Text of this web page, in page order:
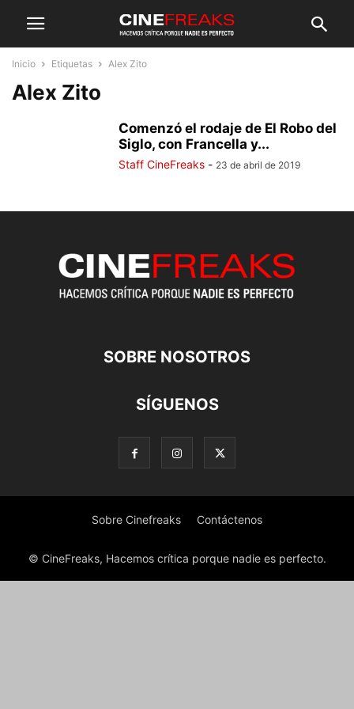
Inicio Etiquetas Alex Zito
Alex Zito
Comenzó el rodaje de El Robo del
Siglo, con Francella y...
Staff CineFreaks - 23 de abril de 2019
SOBRE NOSOTROS
SÍGUENOS
Sobre Cinefreaks Contáctenos
© CineFreaks, Hacemos crítica porque nadie es perfecto.